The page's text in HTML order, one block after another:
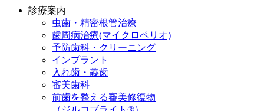
診療案内
虫歯・精密根管治療
歯周病治療(マイクロペリオ)
予防歯科・クリーニング
インプラント
入れ歯・義歯
審美歯科
前歯を整える審美修復物